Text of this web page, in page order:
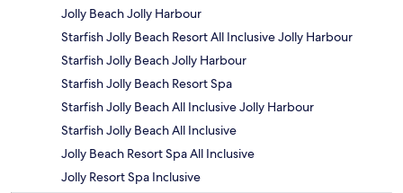
Jolly Beach Jolly Harbour
Starfish Jolly Beach Resort All Inclusive Jolly Harbour
Starfish Jolly Beach Jolly Harbour
Starfish Jolly Beach Resort Spa
Starfish Jolly Beach All Inclusive Jolly Harbour
Starfish Jolly Beach All Inclusive
Jolly Beach Resort Spa All Inclusive
Jolly Resort Spa Inclusive